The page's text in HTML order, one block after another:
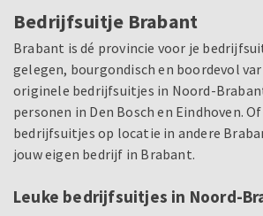
Bedrijfsuitje Brabant
Brabant is dé provincie voor je
gelegen, bourgondisch en boordevol
originele bedrijfsuitjes in Noord-
personen in Den Bosch en Eindhoven.
bedrijfsuitjes op locatie in andere
jouw eigen bedrijf in Brabant.
Leuke bedrijfsuitjes in Noord-